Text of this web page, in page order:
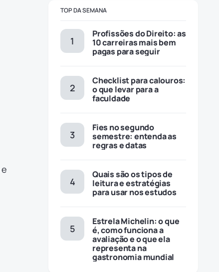
e
TOP DA SEMANA
Profissões do Direito: as
10 carreiras mais bem
pagas para seguir
Checklist para calouros:
o que levar para a
faculdade
Fies no segundo
semestre: entenda as
regras e datas
Quais são os tipos de
leitura e estratégias
para usar nos estudos
Estrela Michelin: o que
é, como funciona a
avaliação e o que ela
representa na
gastronomia mundial